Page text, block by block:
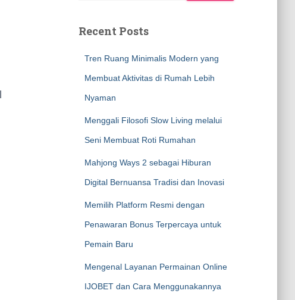
Recent Posts
Tren Ruang Minimalis Modern yang
Membuat Aktivitas di Rumah Lebih
Nyaman
Menggali Filosofi Slow Living melalui
Seni Membuat Roti Rumahan
Mahjong Ways 2 sebagai Hiburan
Digital Bernuansa Tradisi dan Inovasi
Memilih Platform Resmi dengan
Penawaran Bonus Terpercaya untuk
Pemain Baru
Mengenal Layanan Permainan Online
IJOBET dan Cara Menggunakannya